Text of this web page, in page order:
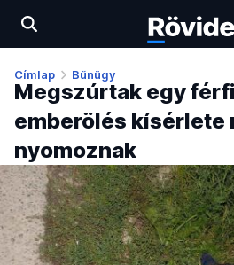
Címlap Bűnügy
Megszúrtak egy
emberölés kísérlete
nyomoznak